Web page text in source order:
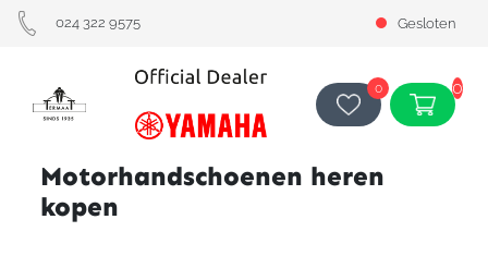
024 322 9575 Gesloten
0 0
Motorhandschoenen heren
kopen